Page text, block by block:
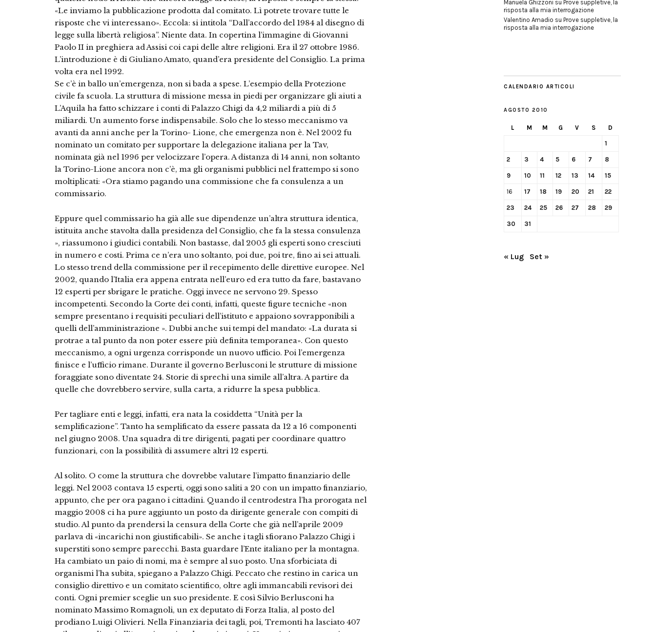
«Le inviamo la pubblicazione prodotta dal comitato. Lì potrete trovare tutte le
risposte che vi interessano». Eccola: si intitola “Dall’accordo del 1984 al disegno di
legge sulla libertà religiosa”. Niente data. In copertina l’immagine di Giovanni
Paolo II in preghiera ad Assisi coi capi delle altre religioni. Era il 27 ottobre 1986.
L’introduzione è di Giuliano Amato, quand’era presidente del Consiglio. La prima
volta era nel 1992.
Se c’è in ballo un’emergenza, non si bada a spese. L’esempio della Protezione
civile fa scuola. La struttura di missione messa in piedi per organizzare gli aiuti a
L’Aquila ha fatto schizzare i conti di Palazzo Chigi da 4,2 miliardi a più di 5
miliardi. Un aumento forse indispensabile. Solo che lo stesso meccanismo va
avanti da anni anche per la Torino- Lione, che emergenza non è. Nel 2002 fu
nominato un comitato per supportare la delegazione italiana per la Tav,
nominata già nel 1996 per velocizzare l’opera. A distanza di 14 anni, non soltanto
la Torino-Lione ancora non c’è, ma gli organismi pubblici nel frattempo si sono
moltiplicati: «Ora stiamo pagando una commissione che fa consulenza a un
commissario.
Eppure quel commissario ha già alle sue dipendenze un’altra struttura identica,
istituita anche stavolta dalla presidenza del Consiglio, che fa la stessa consulenza
», riassumono i giudici contabili. Non bastasse, dal 2005 gli esperti sono cresciuti
in numero e costi. Prima ce n’era uno soltanto, poi due, poi tre, fino ai sei attuali.
Lo stesso trend della commissione per il recepimento delle direttive europee. Nel
2002, quando l’Italia era appena entrata nell’euro ed era tutto da fare, bastavano
12 esperti per sbrigare le pratiche. Oggi invece ne servono 29. Spesso
incompetenti. Secondo la Corte dei conti, infatti, queste figure tecniche «non
sempre presentano i requisiti peculiari dell’istituto e appaiono sovrapponibili a
quelli dell’amministrazione ». Dubbi anche sui tempi del mandato: «La durata si
protrae a tal punto da non poter essere più definita temporanea». Con questo
meccanismo, a ogni urgenza corrisponde un nuovo ufficio. Poi l’emergenza
finisce e l’ufficio rimane. Durante il governo Berlusconi le strutture di missione
foraggiate sono diventate 24. Storie di sprechi una simile all’altra. A partire da
quelle che dovrebbero servire, sulla carta, a ridurre la spesa pubblica.
Per tagliare enti e leggi, infatti, era nata la cosiddetta “Unità per la
semplificazione”. Tanto ha semplificato da essere passata da 12 a 16 componenti
nel giugno 2008. Una squadra di tre dirigenti, pagati per coordinare quattro
funzionari, con la possibilità di assumere altri 12 esperti.
Al solito. O come la struttura che dovrebbe valutare l’impatto finanziario delle
leggi. Nel 2003 contava 15 esperti, oggi sono saliti a 20 con un impatto finanziario,
appunto, che per ora pagano i cittadini. Quando il centrodestra l’ha prorogata nel
maggio 2008 ci ha pure aggiunto un posto da dirigente generale con compiti di
studio. Al punto da prendersi la censura della Corte che già nell’aprile 2009
parlava di «incarichi non giustificabili». Se anche i tagli sfiorano Palazzo Chigi i
superstiti sono sempre parecchi. Basta guardare l’Ente italiano per la montagna.
Ha cambiato un paio di nomi, ma è sempre al suo posto. Una sforbiciata di
organismi l’ha subita, spiegano a Palazzo Chigi. Peccato che restino in carica un
consiglio direttivo e un comitato scientifico, oltre agli immancabili revisori dei
conti. Ogni premier sceglie un suo presidente. E così Silvio Berlusconi ha
nominato Massimo Romagnoli, un ex deputato di Forza Italia, al posto del
prodiano Luigi Olivieri. Nella Finanziaria dei tagli, poi, Tremonti ha lasciato 407
Manuela Ghizzoni su Prove suppletive, la
risposta alla mia interrogazione
Valentino Amadio su Prove suppletive, la
risposta alla mia interrogazione
CALENDARIO ARTICOLI
AGOSTO 2010
L M M G V S D
1
2 3 4 5 6 7 8
9 10 11 12 13 14 15
16 17 18 19 20 21 22
23 24 25 26 27 28 29
30 31
« Lug Set »